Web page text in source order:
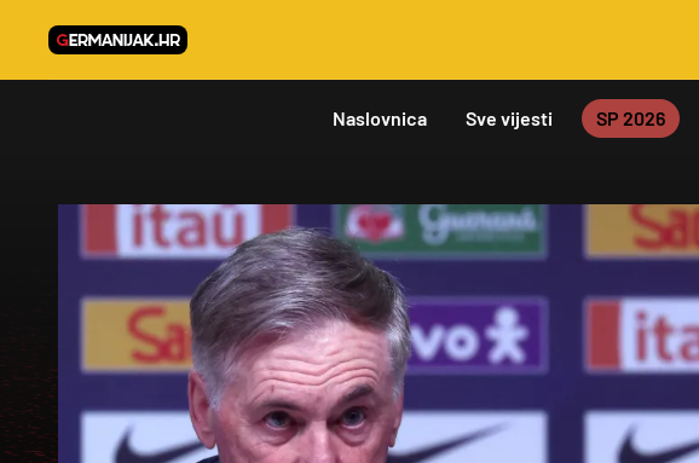
Naslovnica Sve vijesti SP 2026